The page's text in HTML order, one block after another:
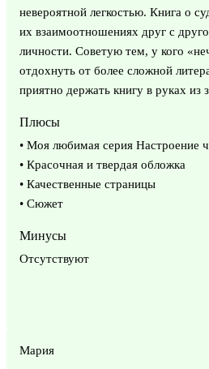
невероятной легкостью. Книга о
их взаимоотношениях друг с
личности. Советую тем, у кого
отдохнуть от более сложной
приятно держать книгу в руках из
Плюсы
• Моя любимая серия Настроение
• Красочная и твердая обложка
• Качественные страницы
• Сюжет
Минусы
Отсутствуют
Мария